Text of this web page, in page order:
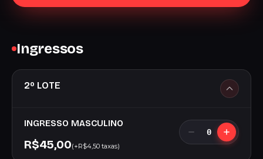
Ingressos
2º LOTE
INGRESSO MASCULINO
R$45,00(+R$4,50 taxas)
0